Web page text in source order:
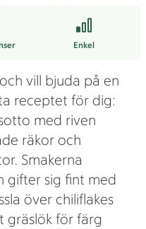
Enkel
vill bjuda på en
receptet för dig:
med riven
räkor och
Smakerna
gifter sig fint med
över chiliflakes
gräslök för färg